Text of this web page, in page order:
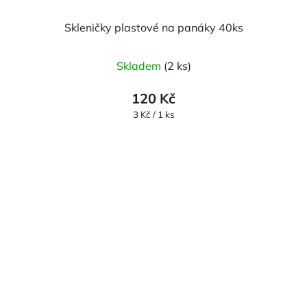
Skleničky plastové na panáky 40ks
Skladem (2 ks)
120 Kč
Měrná
3 Kč / 1 ks